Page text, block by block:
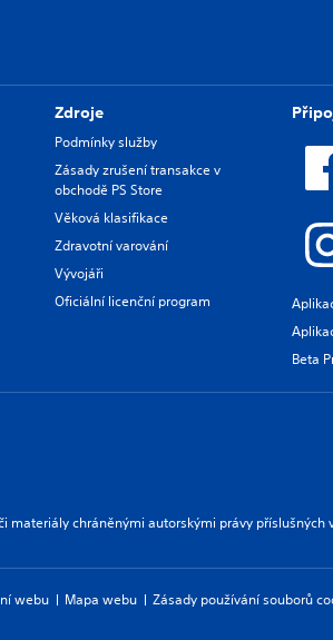
Zdroje
Podmínky služby
Zásady zrušení transakce v
obchodě PS Store
Věková klasifikace
Zdravotní varování
Vývojáři
Oficiální licenční program
Beta
chráněnými autorskými právy příslušných
webu Mapa webu Zásady používání souborů